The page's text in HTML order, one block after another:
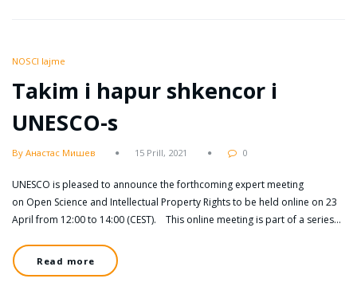
NOSCI lajme
Takim i hapur shkencor i
UNESCO-s
By Анастас Мишев 15 Prill, 2021 0
UNESCO is pleased to announce the forthcoming expert meeting
on Open Science and Intellectual Property Rights to be held online on 23
April from 12:00 to 14:00 (CEST). This online meeting is part of a series…
Read more